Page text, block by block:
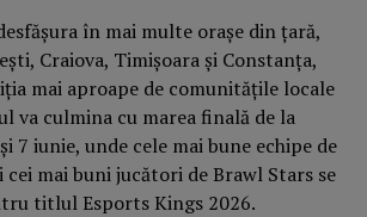
în mai multe orașe din țară,
Craiova, Timișoara și Constanța,
mai aproape de comunitățile locale
va culmina cu marea finală de la
7 iunie, unde cele mai bune echipe de
mai buni jucători de Brawl Stars se
titlul Esports Kings 2026.